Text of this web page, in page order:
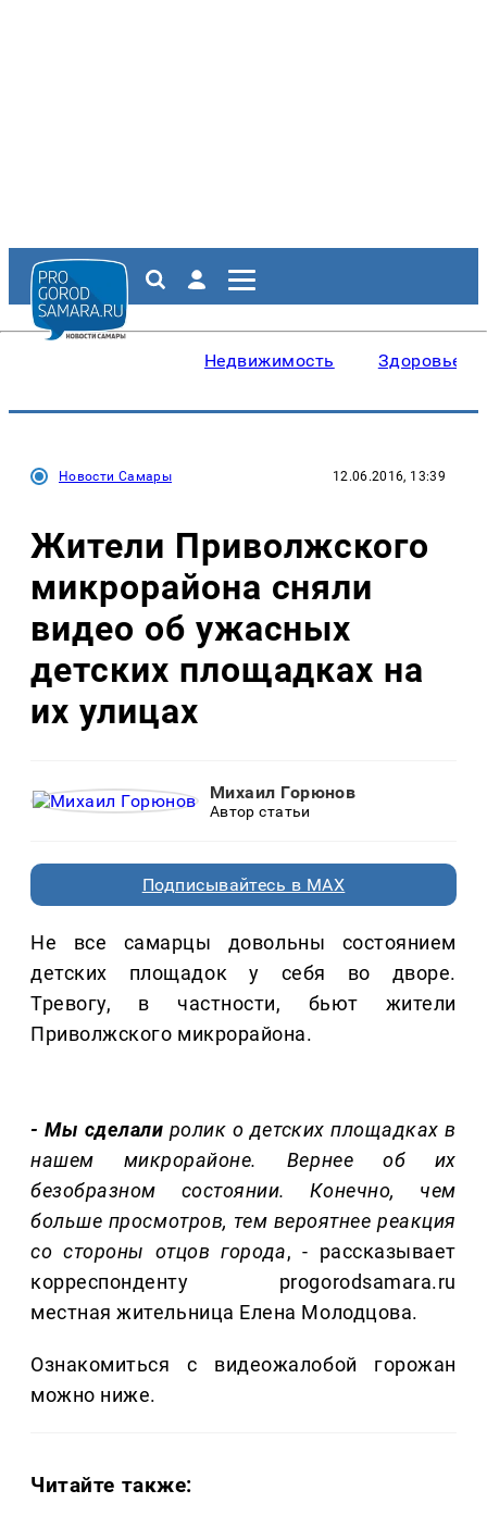
Недвижимость Здоровье
Новости Самары 12.06.2016, 13:39
Жители Приволжского
микрорайона сняли
видео об ужасных
детских площадках на
их улицах
Михаил Горюнов
Автор статьи
Подписывайтесь в MAX
Не все самарцы довольны состоянием
детских площадок у себя во дворе.
Тревогу, в частности, бьют жители
Приволжского микрорайона.
- Мы сделали ролик о детских площадках в
нашем микрорайоне. Вернее об их
безобразном состоянии. Конечно, чем
больше просмотров, тем вероятнее реакция
со стороны отцов города, - рассказывает
корреспонденту progorodsamara.ru
местная жительница Елена Молодцова.
Ознакомиться с видеожалобой горожан
можно ниже.
Читайте также: